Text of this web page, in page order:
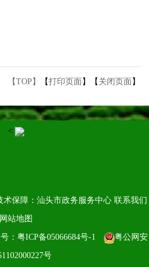
【TOP】 【打印页面 】【 关闭页面 】
<
术保障：汕头市政务服务中心 联系我们
网站地图
：粤ICP备05066684号-1 粤公网安
号